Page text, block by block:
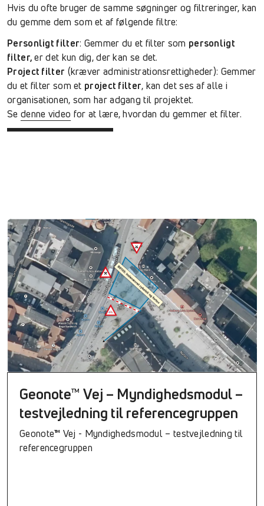
Hvis du ofte bruger de samme søgninger og filtreringer, kan
du gemme dem som et af følgende filtre:
Personligt filter: Gemmer du et filter som personligt
filter,er det kun dig, der kan se det.
Project filter (kræver administrationsrettigheder): Gemmer
du et filter som et project filter, kan det ses af alle i
organisationen, som har adgang til projektet.
Se denne video for at lære, hvordan du gemmer et filter.
Geonote™ Vej – Myndighedsmodul –
testvejledning til referencegruppen
Geonote™ Vej - Myndighedsmodul – testvejledning til
referencegruppen